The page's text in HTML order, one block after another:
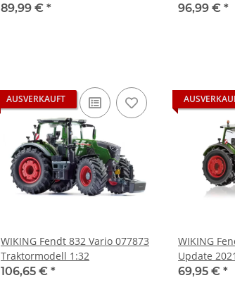
89,99 € *
1:32
96,99 € *
AUSVERKAUFT
WIKING Fendt 832 Vario 077873
Traktormodell 1:32
106,65 € *
WIKING
Update
69,95 € *